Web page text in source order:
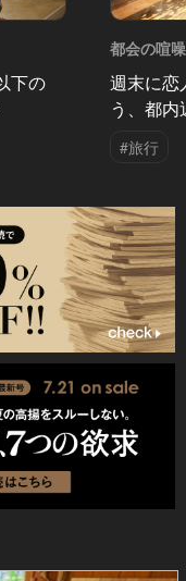
下の
都会の喧
週末に恋
う、都
#旅行